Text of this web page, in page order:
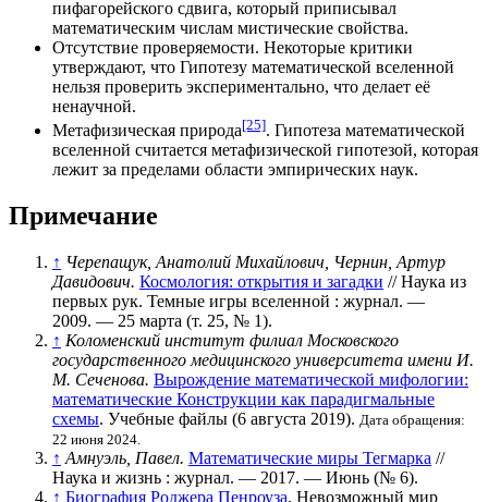
пифагорейского сдвига, который приписывал
математическим числам мистические свойства.
Отсутствие проверяемости. Некоторые критики
утверждают, что Гипотезу математической вселенной
нельзя проверить экспериментально, что делает её
ненаучной.
Метафизическая природа[25]. Гипотеза математической
вселенной считается метафизической гипотезой, которая
лежит за пределами области эмпирических наук.
Примечание
↑ Черепащук, Анатолий Михайлович, Чернин, Артур
Давидович. Космология: открытия и загадки // Наука из
первых рук. Темные игры вселенной : журнал. —
2009. — 25 марта (т. 25, № 1).
↑ Коломенский институт филиал Московского
государственного медицинского университета имени И.
М. Сеченова. Вырождение математической мифологии:
математические Конструкции как парадигмальные
схемы. Учебные файлы (6 августа 2019). Дата обращения:
22 июня 2024.
↑ Амнуэль, Павел. Математические миры Тегмарка //
Наука и жизнь : журнал. — 2017. — Июнь (№ 6).
↑ Биография Роджера Пенроуза. Невозможный мир